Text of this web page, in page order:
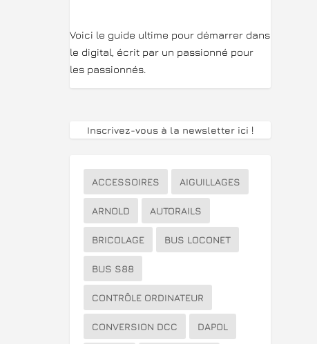
Voici le guide ultime pour démarrer dans
le digital, écrit par un passionné pour
les passionnés.
Inscrivez-vous à la newsletter ici !
ACCESSOIRES AIGUILLAGES
ARNOLD AUTORAILS
BRICOLAGE BUS LOCONET
BUS S88
CONTRÔLE ORDINATEUR
CONVERSION DCC DAPOL